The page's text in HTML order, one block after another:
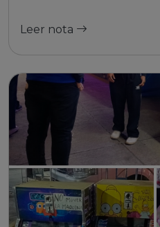
Leer nota